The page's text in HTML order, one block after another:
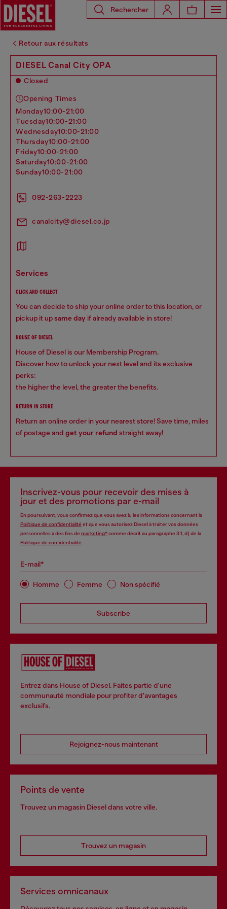
Rechercher
Retour aux résultats
DIESEL Canal City OPA
Closed
Opening Times
monday10:00-21:00
tuesday10:00-21:00
wednesday10:00-21:00
thursday10:00-21:00
friday10:00-21:00
saturday10:00-21:00
sunday10:00-21:00
092-263-2223
canalcity@diesel.co.jp
services
CLICK AND COLLECT
You can decide to ship your online order to this location, or
pickup it upsame day if already available in store!
HOUSE OF DIESEL
House of Diesel is our Membership Program.
Discover how to unlock your next level and its exclusive
perks:
the higher the level, the greater the benefits.
RETURN IN STORE
Return an online order in your nearest store! Save time, miles
of postage and get your refund straight away!
Inscrivez-vous pour recevoir des mises à
jour et des promotions par e-mail
En poursuivant, vous confirmez que vous avez lu les informations concernant la
Politique de confidentialité et que vous autorisez Diesel à traiter vos données
personnelles à des fins de marketing*comme décrit au paragraphe 3.1, d) de la
Politique de confidentialité
E-mail*
Homme Femme Non spécifié
Subscribe
Entrez dans House of Diesel. Faites partie d'une
communauté mondiale pour profiter d'avantages
exclusifs.
Rejoignez-nous maintenant
Points de vente
Trouvez un magasin Diesel dans votre ville.
Trouvez un magasin
Services omnicanaux